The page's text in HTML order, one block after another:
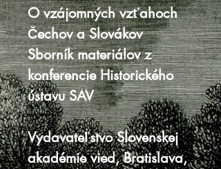
O vzájomných vzťahoch
Čechov a Slovákov
Sborník materiálov z
konferencie Historického
ústavu SAV
Vydavateľstvo Slovenskej
akadémie vied, Bratislava,